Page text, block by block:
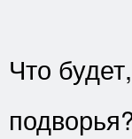
Что